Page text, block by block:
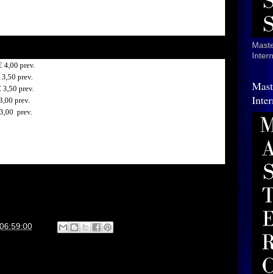
4,00 prev.
3,50 prev.
3,50 prev.
prev.
3,00 prev.
06:59:00